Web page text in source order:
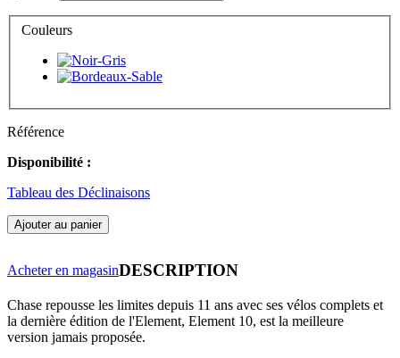
Couleurs
Référence
Disponibilité :
Tableau des Déclinaisons
Ajouter au panier
Acheter en magasinDESCRIPTION
Chase repousse les limites depuis 11 ans avec ses vélos complets et
la dernière édition de l'Element, Element 10, est la meilleure
version jamais proposée.